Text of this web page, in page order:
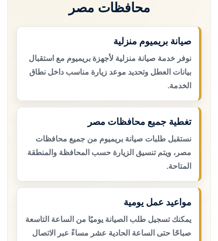
محافظات مصر
صيانة بريميوم منزلية
نوفر خدمة صيانة منزلية لأجهزة بريميوم مع استقبال
بيانات العطل وتحديد موعد زيارة مناسب داخل نطاق
الخدمة.
تغطية جميع محافظات مصر
نستقبل طلبات صيانة بريميوم من جميع محافظات
مصر، ويتم تنسيق الزيارة حسب المحافظة والمنطقة
المتاحة.
مواعيد عمل يومية
يمكنك تسجيل طلب الصيانة يوميًا من الساعة التاسعة
صباحًا حتى الساعة الحادية عشر مساءً عبر الاتصال